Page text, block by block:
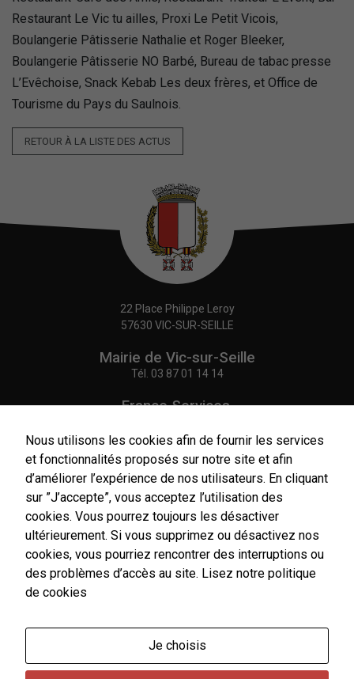
Restaurant Le Vic tu ailles, Proxi Le Petit Vicois,
Boulangerie Pâtisserie Nathalie et Roger Bleeker,
Boulangerie Pâtisserie NO Barbé, Bureau de tabac presse
L’Evêchoise, Snack Kebab Les deux frères, et Office de
Tourisme du Pays du Saulnois.
RETOUR À LA LISTE DES ACTUS
22 Place Philippe Leroy
57630 VIC-SUR-SEILLE
Mairie de Vic-sur-Seille
Tél. 03 87 01 14 14
France Services,
Tél.03 87 86 41 48
NOUS CONTACTER
Horaires
d'ouverture
est assuré par l'agent d'accueil de France Services le
Nous utilisons les cookies afin de fournir les services
et fonctionnalités proposés sur notre site et afin
d’améliorer l’expérience de nos utilisateurs. En cliquant
sur ”J’accepte”, vous acceptez l’utilisation des
cookies. Vous pourrez toujours les désactiver
ultérieurement. Si vous supprimez ou désactivez nos
cookies, vous pourriez rencontrer des interruptions ou
des problèmes d’accès au site. Lisez notre politique
de cookies
Je choisis
Nécessaires
Ces cookies
sont utiles au
bon
fonctionnement
Statistiques